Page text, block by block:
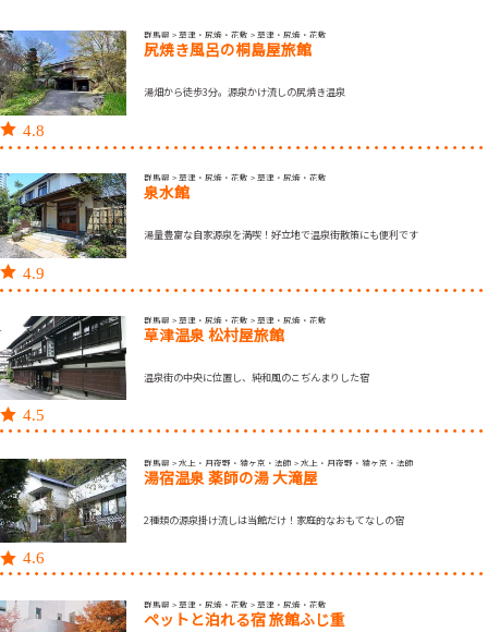
4.8
群馬県 > 草津・尻焼・花敷 > 草津・尻焼・花敷
尻焼き風呂の桐島屋旅館
湯畑から徒歩3分。源泉かけ流しの尻焼き温泉
4.9
群馬県 > 草津・尻焼・花敷 > 草津・尻焼・花敷
泉水館
湯量豊富な自家源泉を満喫！好立地で温泉街散策にも便利です
4.5
群馬県 > 草津・尻焼・花敷 > 草津・尻焼・花敷
草津温泉 松村屋旅館
温泉街の中央に位置し、純和風のこぢんまりした宿
4.6
群馬県 > 水上・月夜野・猿ヶ京・法師 > 水上・月夜野・猿ヶ京・法師
湯宿温泉 薬師の湯 大滝屋
2種類の源泉掛け流しは当館だけ！家庭的なおもてなしの宿
群馬県 > 草津・尻焼・花敷 > 草津・尻焼・花敷
ペットと泊れる宿 旅館ふじ重